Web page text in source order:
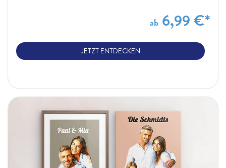
ab 6,99 €*
JETZT ENTDECKEN